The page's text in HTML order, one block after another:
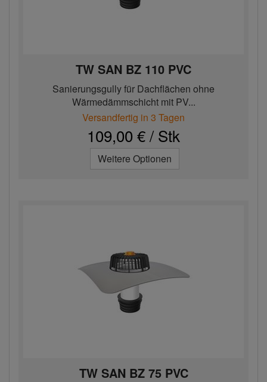
TW SAN BZ 110 PVC
Sanierungsgully für Dachflächen ohne
Wärmedämmschicht mit PV...
Versandfertig in 3 Tagen
109,00 € / Stk
Weitere Optionen
TW SAN BZ 75 PVC